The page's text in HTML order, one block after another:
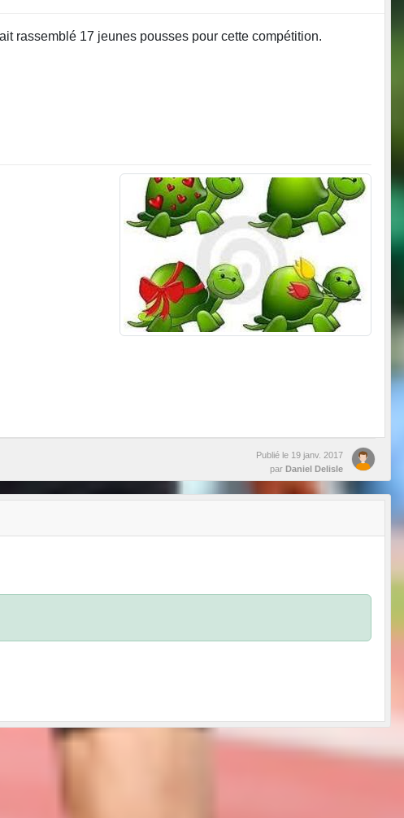
rassemblé 17 jeunes pousses pour cette compétition.
Publié le 19 janv. 2017
par Daniel Delisle